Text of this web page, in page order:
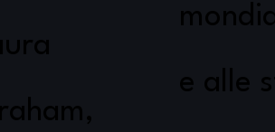
e alle